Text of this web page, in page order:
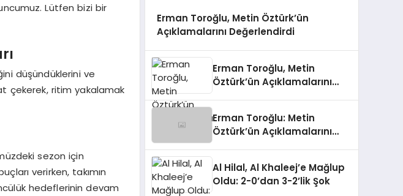
Lütfen bizi bir
düşündüklerini ve
çekerek, ritim yakalamak
sezon için
verirken, takımın
hedeflerinin devam
Erman Toroğlu, Metin Öztürk’ün
Açıklamalarını Değerlendirdi
Erman Toroğlu, Metin
Öztürk’ün Açıklamalarını
Erman Toroğlu: Metin
Öztürk’ün Açıklamalarını
Al Hilal, Al Khaleej’e Mağlup
Oldu: 2-0’dan 3-2’lik Şok